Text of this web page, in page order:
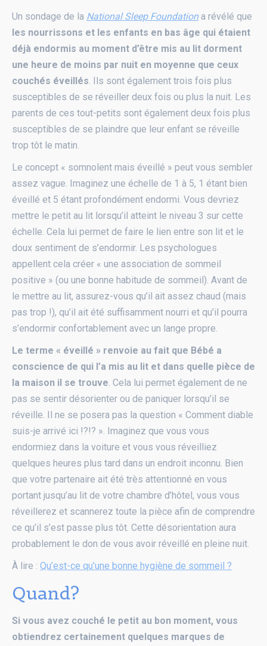
Un sondage de la National Sleep Foundationa révélé que
les nourrissons et les enfants en bas âge qui étaient
déjà endormis au moment d’être mis au lit dorment
une heure de moins par nuit en moyenne que ceux
couchés éveillés. Ils sont également trois fois plus
susceptibles de se réveiller deux fois ou plus la nuit. Les
parents de ces tout-petits sont également deux fois plus
susceptibles de se plaindre que leur enfant se réveille
trop tôt le matin.
Le concept « somnolent mais éveillé » peut vous sembler
assez vague. Imaginez une échelle de 1 à 5, 1 étant bien
éveillé et 5 étant profondément endormi. Vous devriez
mettre le petit au lit lorsqu’il atteint le niveau 3 sur cette
échelle. Cela lui permet de faire le lien entre son lit et le
doux sentiment de s’endormir. Les psychologues
appellent cela créer « une association de sommeil
positive » (ou une bonne habitude de sommeil). Avant de
le mettre au lit, assurez-vous qu’il ait assez chaud (mais
pas trop !), qu’il ait été suffisamment nourri et qu’il pourra
s’endormir confortablement avec un lange propre.
Le terme « éveillé » renvoie au fait que Bébé a
conscience de qui l’a mis au lit et dans quelle pièce de
la maison il se trouve. Cela lui permet également de ne
pas se sentir désorienter ou de paniquer lorsqu’il se
réveille. Il ne se posera pas la question « Comment diable
suis-je arrivé ici !?!? ». Imaginez que vous vous
endormiez dans la voiture et vous vous réveilliez
quelques heures plus tard dans un endroit inconnu. Bien
que votre partenaire ait été très attentionné en vous
portant jusqu’au lit de votre chambre d’hôtel, vous vous
réveillerez et scannerez toute la pièce afin de comprendre
ce qu’il s’est passe plus tôt. Cette désorientation aura
probablement le don de vous avoir réveillé en pleine nuit.
À lire : Qu’est-ce qu’une bonne hygiène de sommeil ?
Quand?
Si vous avez couché le petit au bon moment, vous
obtiendrez certainement quelques marques de